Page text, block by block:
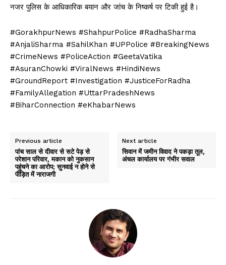
नजर पुलिस के आधिकारिक बयान और जांच के निष्कर्ष पर टिकी हुई है।
#GorakhpurNews #ShahpurPolice #RadhaSharma
#AnjaliSharma #SahilKhan #UPPolice #BreakingNews
#CrimeNews #PoliceAction #GeetaVatika
#AsuranChowki #ViralNews #HindiNews
#GroundReport #Investigation #JusticeForRadha
#FamilyAllegation #UttarPradeshNews
#BiharConnection #eKhabarNews
Previous article
पांच साल से दीवार से सटे पेड़ से
परेशान परिवार, मकान को नुकसान
पहुंचने का आरोप; सुनवाई न होने से
पीड़ित में नाराजगी
Next article
सिवान में जमीन विवाद ने पकड़ा तूल,
अंचल कार्यालय पर गंभीर सवाल